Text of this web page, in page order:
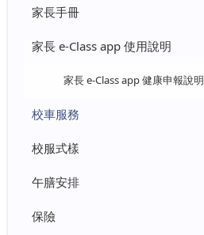
家長手冊
家長 e-Class app 使用說明
家長 e-Class app 健康申報說明
校車服務
校服式樣
午膳安排
保險